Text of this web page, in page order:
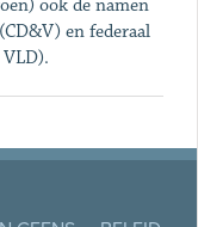
ook de namen
en ­federaal